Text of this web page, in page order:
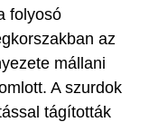
folyosó
az
mállani
A szurdok
tágították